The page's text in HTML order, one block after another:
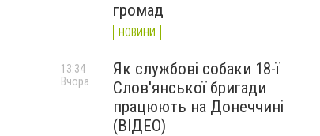
громад
НОВИНИ
Як службові собаки 18-ї
Слов'янської бригади
працюють на Донеччині
(ВІДЕО)
13:34
Вчора